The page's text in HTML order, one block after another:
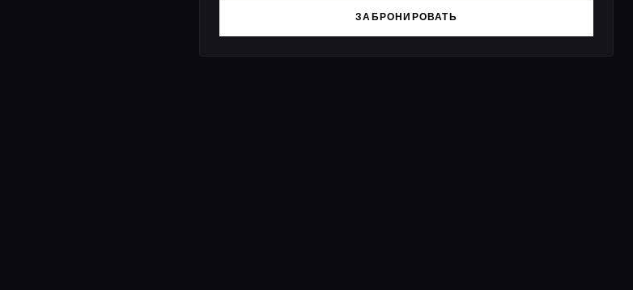
ЗАБРОНИРОВАТЬ